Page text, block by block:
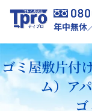
年中無休
ゴミ屋敷片付
ム）ア
ゴ